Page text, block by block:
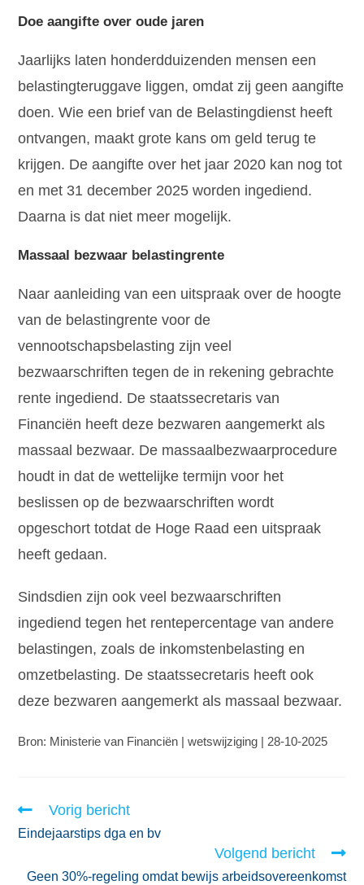
Doe aangifte over oude jaren
Jaarlijks laten honderdduizenden mensen een
belastingteruggave liggen, omdat zij geen aangifte
doen. Wie een brief van de Belastingdienst heeft
ontvangen, maakt grote kans om geld terug te
krijgen. De aangifte over het jaar 2020 kan nog tot
en met 31 december 2025 worden ingediend.
Daarna is dat niet meer mogelijk.
Massaal bezwaar belastingrente
Naar aanleiding van een uitspraak over de hoogte
van de belastingrente voor de
vennootschapsbelasting zijn veel
bezwaarschriften tegen de in rekening gebrachte
rente ingediend. De staatssecretaris van
Financiën heeft deze bezwaren aangemerkt als
massaal bezwaar. De massaalbezwaarprocedure
houdt in dat de wettelijke termijn voor het
beslissen op de bezwaarschriften wordt
opgeschort totdat de Hoge Raad een uitspraak
heeft gedaan.
Sindsdien zijn ook veel bezwaarschriften
ingediend tegen het rentepercentage van andere
belastingen, zoals de inkomstenbelasting en
omzetbelasting. De staatssecretaris heeft ook
deze bezwaren aangemerkt als massaal bezwaar.
Bron: Ministerie van Financiën | wetswijziging | 28-10-2025
Vorig bericht
Eindejaarstips dga en bv
Volgend bericht
Geen 30%-regeling omdat bewijs arbeidsovereenkomst